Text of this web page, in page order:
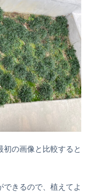
初の画像と比較すると
きるので、植えてよ